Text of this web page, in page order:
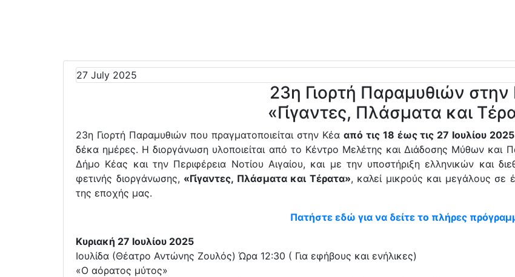
27 July 2025
23η Γιορτή Παραμυθιών στην
«Γίγαντες, Πλάσματα και
23η Γιορτή Παραμυθιών που πραγματοποιείται στην Κέα από τις 18 έως τις 27 Ιουλίου 2025
δέκα ημέρες. Η διοργάνωση υλοποιείται από το Κέντρο Μελέτης και Διάδοσης Μύθων και
Δήμο Κέας και την Περιφέρεια Νοτίου Αιγαίου, και με την υποστήριξη ελληνικών και
φετινής διοργάνωσης, «Γίγαντες, Πλάσματα και Τέρατα», καλεί μικρούς και μεγάλους σε
της εποχής μας.
Πατήστε εδώ για να δείτε το πλήρες
Κυριακή 27 Ιουλίου 2025
Ιουλίδα (Θέατρο Αντώνης Ζουλός) Ώρα 12:30 ( Για εφήβους και ενήλικες)
«Ο αόρατος μύτος»